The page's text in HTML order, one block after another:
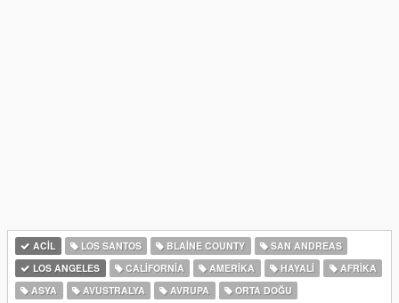
ACIL LOS SANTOS BLAINE COUNTY
SAN ANDREAS
LOS ANGELES
CALIFORNIA AMERIKA HAYALI
AFRIKA
ASYA
AVUSTRALYA AVRUPA
ORTA DOĞU